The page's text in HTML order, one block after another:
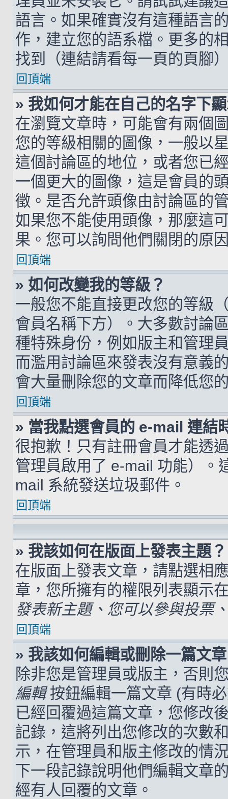
語言。如果確實沒有這種語言
作，建立您的語系檔。更多的
找到（連結請看每一頁的頁腳
回頂端
» 我如何才能在自己的名字下
在瀏覽文章時，可能會有兩個
您的等級相關的圖像，一般以
這個討論區的地位，或者您已
一個更大的圖像，這是會員的
徵。是否允許頭像由討論區的
如果您不能使用頭像，那麼這
果。您可以詢問他們關閉的原
回頂端
» 如何改變我的等級？
一般您不能直接更改您的等級
會員名稱下方）。大多數討論
種特殊身份，例如版主和管理
而濫用討論區來發表沒有意義
會大量刪除您的文章而降低您
回頂端
» 當我點選會員的 e-mail 連結
很抱歉！只有註冊會員才能透
管理員啟用了 e-mail 功能）。
mail 系統發送垃圾郵件。
回頂端
» 我該如何在版面上發表主題？
在版面上發表文章，請點選相
章，您所擁有的權限列表顯示
發表新主題、您可以參與投票
回頂端
» 我該如何編輯或刪除一篇文
除非您是管理員或版主，否則
編輯按鈕編輯一篇文章 (有時
已經回覆過這篇文章，您修改
記錄，這將列出您修改的次數
示，在管理員和版主修改的情
下一段記錄說明他們編輯文章
經有人回覆的文章。